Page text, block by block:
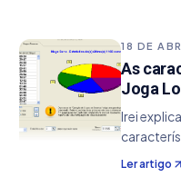
18 DE
As
Joga
Irei
do Joga
versão
Ler artigo